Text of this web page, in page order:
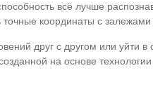
всё лучше
координаты с залежами
друг с другом или
на основе